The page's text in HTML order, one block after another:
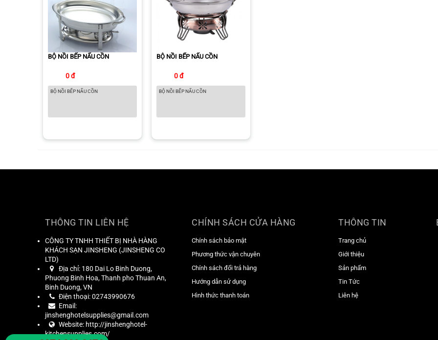
BỘ NỒI BẾP NẤU CỒN
0 đ
BỘ NỒI BẾP NẤU CỒN
BỘ NỒI BẾP NẤU CỒN
0 đ
BỘ NỒI BẾP NẤU CỒN
THÔNG TIN LIÊN HỆ
CÔNG TY TNHH THIẾT BỊ NHÀ HÀNG
KHÁCH SẠN JINSHENG (JINSHENG CO
LTD)
Địa chỉ: 180 Dai Lo Binh Duong,
Phuong Binh Hoa, Thanh pho Thuan An,
Binh Duong, VN
Điện thoại:02743990676
Email:
jinshenghotelsupplies@gmail.com
Website: http://jinshenghotel-
kitchensupplies.com/
CHÍNH SÁCH CỬA HÀNG
Chính sách bảo mật
Phương thức vận chuyên
Chính sách đổi trả hàng
Hướng dẫn sử dụng
Hình thức thanh toán
THÔNG TIN
Trang chủ
Giới thiệu
Sản phẩm
Tin Tức
Liên hệ